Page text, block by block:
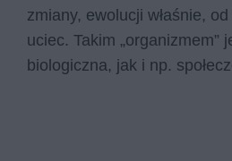
zmiany, ewolucji właśnie,
uciec. Takim „organizmem”
biologiczna, jak i np.